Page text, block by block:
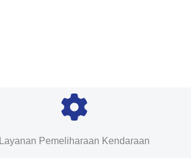
Layanan Pemeliharaan Kendaraan